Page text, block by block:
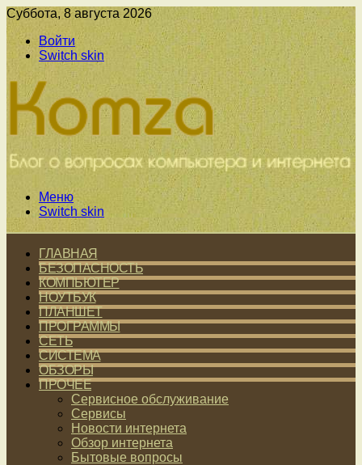
Суббота, 8 августа 2026
Войти
Switch skin
Меню
Switch skin
ГЛАВНАЯ
БЕЗОПАСНОСТЬ
КОМПЬЮТЕР
НОУТБУК
ПЛАНШЕТ
ПРОГРАММЫ
СЕТЬ
СИСТЕМА
ОБЗОРЫ
ПРОЧЕЕ
Сервисное обслуживание
Сервисы
Новости интернета
Обзор интернета
Бытовые вопросы